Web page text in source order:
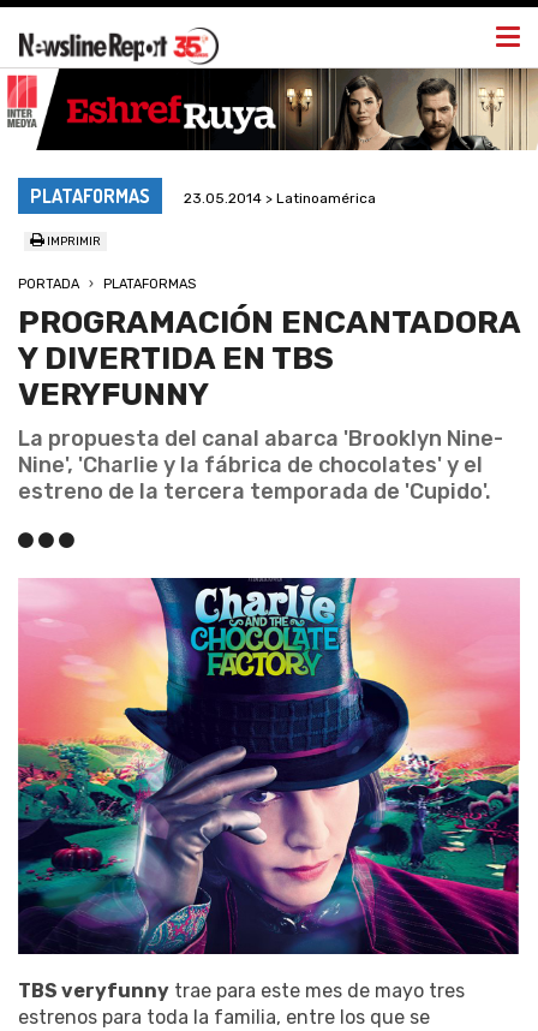
PLATAFORMAS 23.05.2014 > Latinoamérica
IMPRIMIR
PORTADA PLATAFORMAS
PROGRAMACIÓN ENCANTADORA
Y DIVERTIDA EN TBS
VERYFUNNY
La propuesta del canal abarca 'Brooklyn Nine-
Nine', 'Charlie y la fábrica de chocolates' y el
estreno de la tercera temporada de 'Cupido'.
TBS veryfunny trae para este mes de mayo tres
estrenos para toda la familia, entre los que se